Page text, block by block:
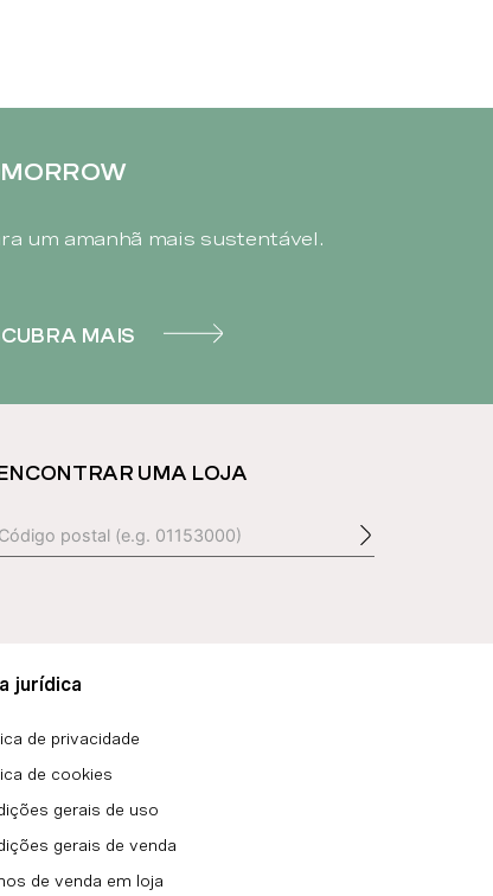
um amanhã mais sustentável.
MAIS
UMA LOJA
jurídica
de privacidade
de cookies
gerais de uso
gerais de venda
de venda em loja